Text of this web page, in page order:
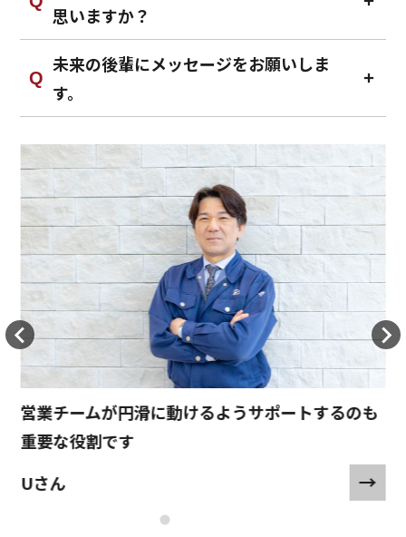
思いますか？
未来の後輩にメッセージをお願いしま
す。
営業チームが円滑に動けるようサポートするのも
重要な役割です
Uさん